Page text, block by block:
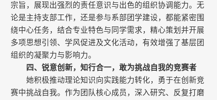
宗旨，展现出强烈的责任意识与出色的组织协调能力。无
论是主持支部工作，还是参与系部团学建设，都能紧密围
绕中心任务，结合专业特色与同学需求，精心策划并开展
多项思想引领、学风促进及文化活动，有效增强了基层团
组织的凝聚力与影响力。
四、锐意创新，知行合一，敢为挑战自我的竞赛者
她积极推动理论知识向实践能力转化，勇于在创新竞
赛中挑战自我。作为团队核心成员，深入研究、反复打磨